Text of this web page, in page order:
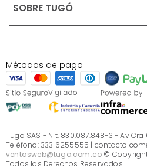
Ofertas vigentes
Términos, condiciones y
S.A.S
Términos, condiciones y
Instructivo cuidado de
Sé parte de Tugó
¿Quiénes somos?
Servicio al cliente
SOBRE TUGÓ
¿Quieres vender en Tugó?
Métodos de pago
Tugo SAS - Nit. 830.087.848-3 - Av Cra
Teléfono: 333 6255555 | contacto
ventasweb@tugo.com.co © Copyright
Todos los Derechos Reservados.